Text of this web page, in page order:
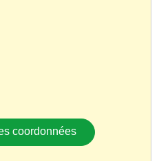
coordonnées